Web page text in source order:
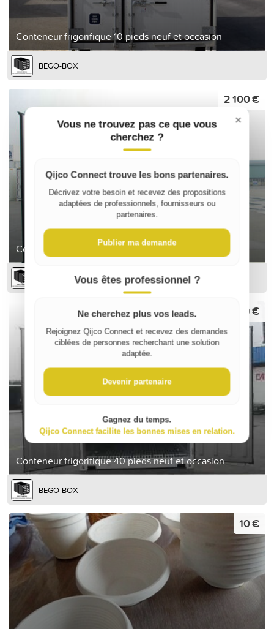
Conteneur frigorifique 10 pieds neuf et occasion
BEGO-BOX
Conteneur frigorifique 20 pieds neuf et occasion
2 100 €
BEGO-BOX
Conteneur frigorifique 40 pieds neuf et occasion
2 800 €
BEGO-BOX
10 €
×
Vous ne trouvez pas ce que vous
cherchez ?
Qijco Connect trouve les bons partenaires.
Décrivez votre besoin et recevez des propositions
adaptées de professionnels, fournisseurs ou
partenaires.
Publier ma demande
Vous êtes professionnel ?
Ne cherchez plus vos leads.
Rejoignez Qijco Connect et recevez des demandes
ciblées de personnes recherchant une solution
adaptée.
Devenir partenaire
Gagnez du temps.
Qijco Connect facilite les bonnes mises en relation.